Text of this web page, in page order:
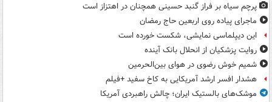
پرچم سیاه بر فراز گنبد حسینی همچنان در اهتزاز است
ماجرای پیاده روی اربعین حاج رمضان
این دیپلماسی نمایشی، شکست خورده است
روایت پزشکیان از انحلال بانک آینده
شمیم خوش رضوی در هوای بین‌الحرمین
هشدار افسر ارشد آمریکایی به کاخ سفید +فیلم
موشک‌های بالستیک ایران؛ چالش راهبردی آمریکا